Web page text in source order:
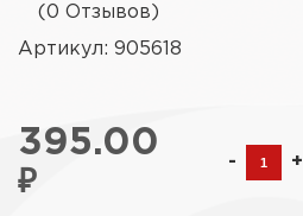
(0 Отзывов)
Артикул: 905618
395.00
₽
- +